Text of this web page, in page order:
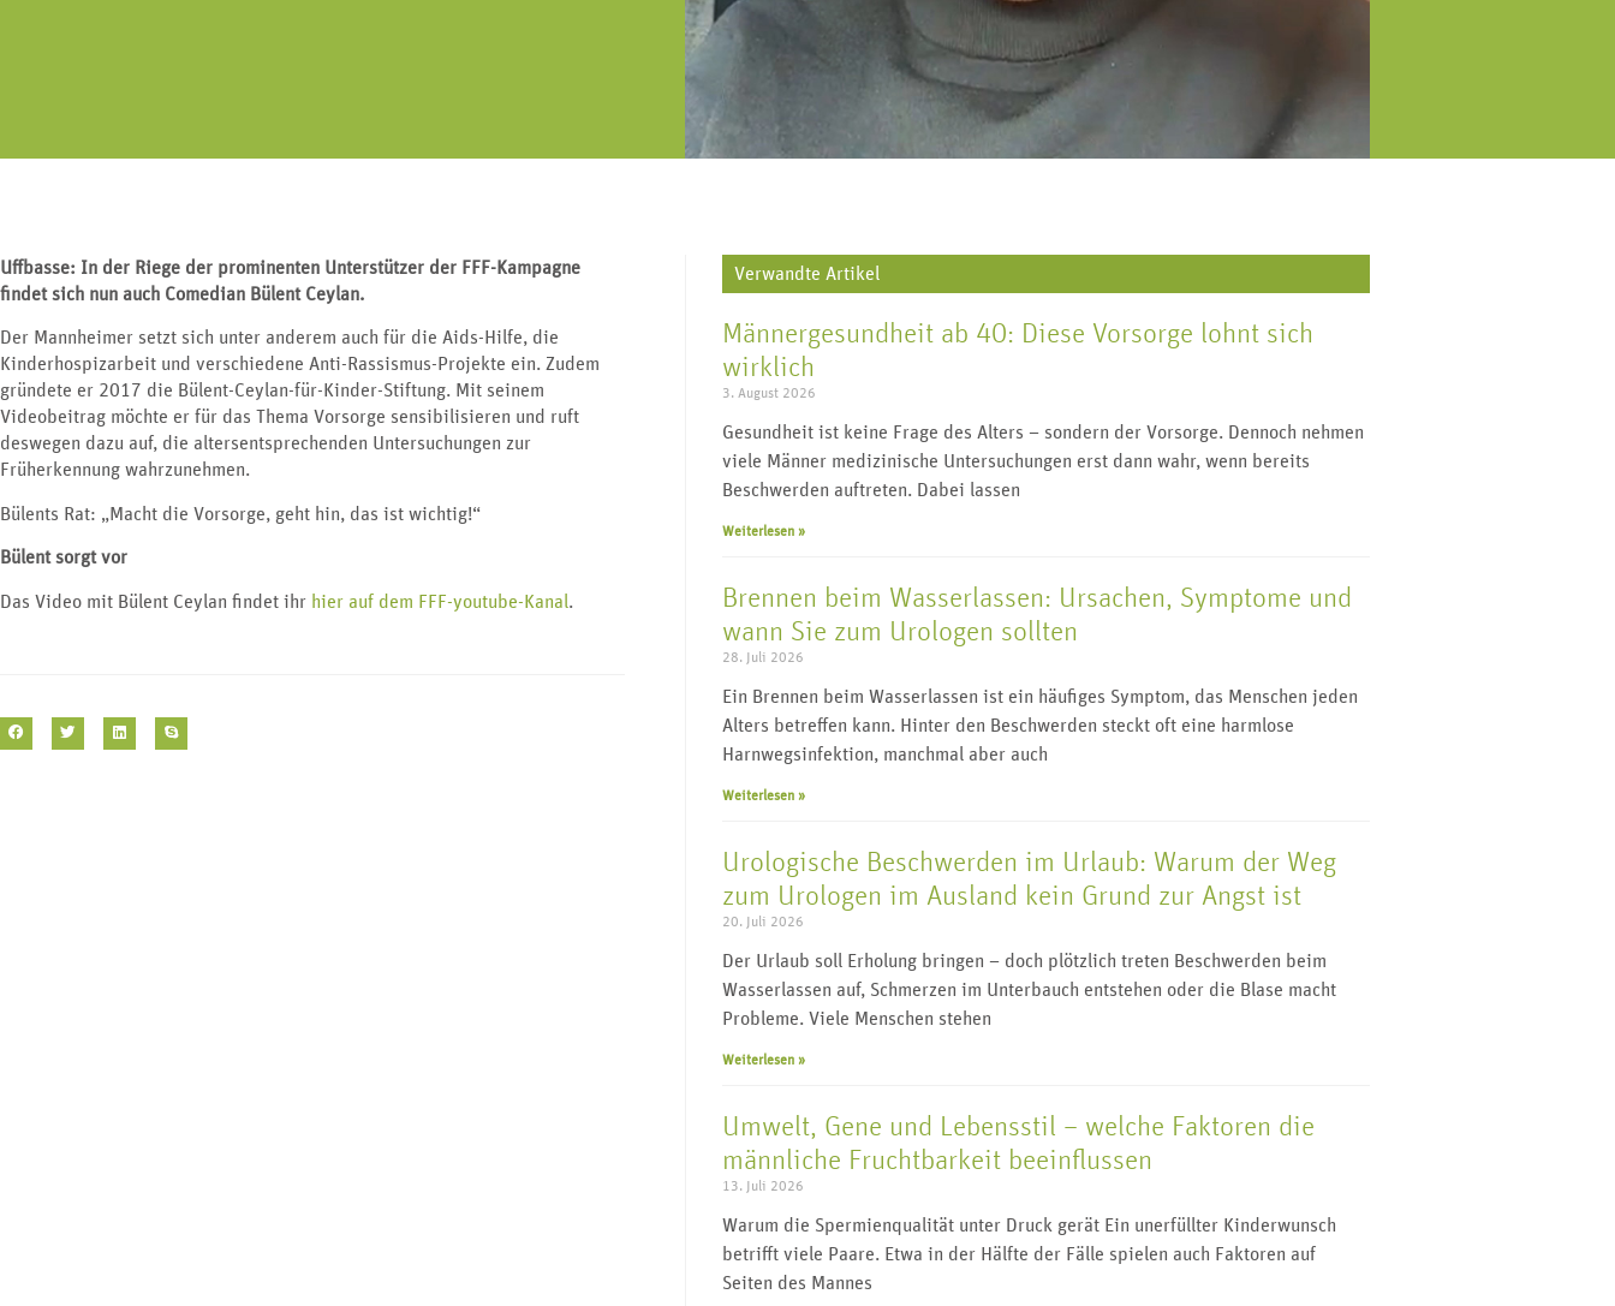
Transgender, Wechseljahre uvm.
und Behandlung.
„Urologie für alle“ lebt von regem
Austausch und vielen Impulsgebern.
Werden Sie Teil der Community und
folgen Sie uns.
wir einen Patienten-Newsletter mit
allen wichtigen Beiträgen der
Uffbasse: In der Riege der prominenten Unterstützer der FFF-Kampagne
findet sich nun auch Comedian Bülent Ceylan.
Der Mannheimer setzt sich unter anderem auch für die Aids-Hilfe, die
Kinderhospizarbeit und verschiedene Anti-Rassismus-Projekte ein. Zudem
gründete er 2017 die Bülent-Ceylan-für-Kinder-Stiftung. Mit seinem
Videobeitrag möchte er für das Thema Vorsorge sensibilisieren und ruft
deswegen dazu auf, die altersentsprechenden Untersuchungen zur
Früherkennung wahrzunehmen.
Bülents Rat: „Macht die Vorsorge, geht hin, das ist wichtig!“
Bülent sorgt vor
Das Video mit Bülent Ceylan findet ihr hier auf dem FFF-youtube-Kanal .
Verwandte Artikel
Männergesundheit ab 40: Diese Vorsorge lohnt sich
wirklich
3. August 2026
Gesundheit ist keine Frage des Alters – sondern der Vorsorge. Dennoch nehmen
viele Männer medizinische Untersuchungen erst dann wahr, wenn bereits
Beschwerden auftreten. Dabei lassen
Weiterlesen »
Brennen beim Wasserlassen: Ursachen, Symptome und
wann Sie zum Urologen sollten
28. Juli 2026
Ein Brennen beim Wasserlassen ist ein häufiges Symptom, das Menschen jeden
Alters betreffen kann. Hinter den Beschwerden steckt oft eine harmlose
Harnwegsinfektion, manchmal aber auch
Weiterlesen »
Urologische Beschwerden im Urlaub: Warum der Weg
zum Urologen im Ausland kein Grund zur Angst ist
20. Juli 2026
Der Urlaub soll Erholung bringen – doch plötzlich treten Beschwerden beim
Wasserlassen auf, Schmerzen im Unterbauch entstehen oder die Blase macht
Probleme. Viele Menschen stehen
Weiterlesen »
Umwelt, Gene und Lebensstil – welche Faktoren die
männliche Fruchtbarkeit beeinflussen
13. Juli 2026
Warum die Spermienqualität unter Druck gerät Ein unerfüllter Kinderwunsch
betrifft viele Paare. Etwa in der Hälfte der Fälle spielen auch Faktoren auf
Seiten des Mannes